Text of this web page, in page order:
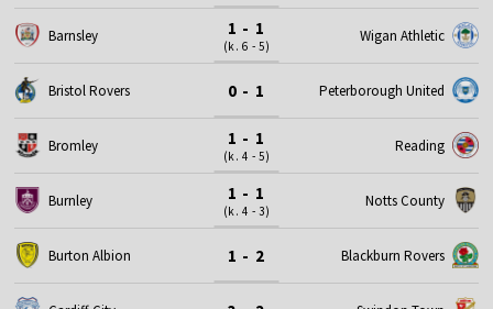
Barnsley 1 - 1
(k. 6 - 5)
Wigan Athletic
Bristol Rovers 0 - 1 Peterborough United
Bromley 1 - 1
(k. 4 - 5)
Reading
Burnley 1 - 1
(k. 4 - 3)
Notts County
Burton Albion 1 - 2 Blackburn Rovers